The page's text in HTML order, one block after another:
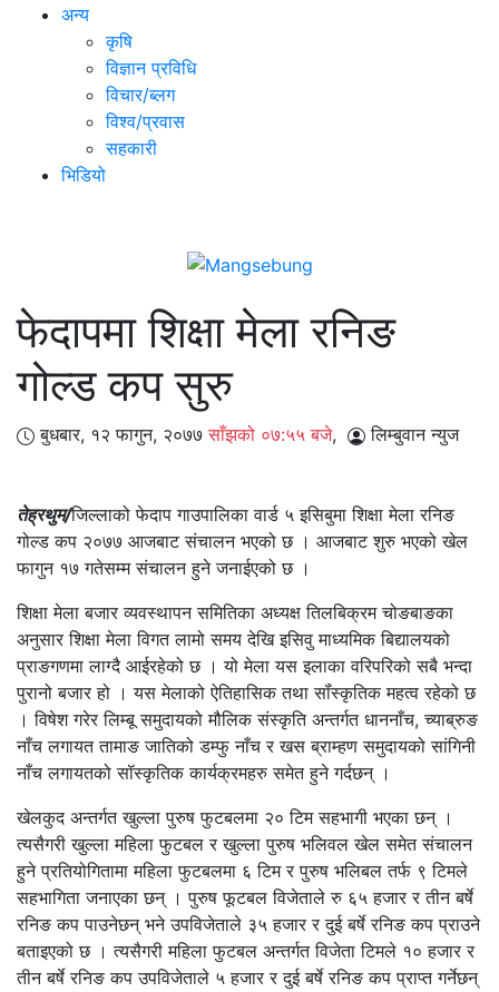
अन्य
कृषि
विज्ञान प्रविधि
विचार/ब्लग
विश्व/प्रवास
सहकारी
भिडियो
फेदापमा शिक्षा मेला रनिङ
गोल्ड कप सुरु
बुधबार, १२ फागुन, २०७७साँझको ०७:५५ बजे, लिम्बुवान न्युज
तेह्रथुम/जिल्लाको फेदाप गाउपालिका वार्ड ५ इसिबुमा शिक्षा मेला रनिङ
गोल्ड कप २०७७ आजबाट संचालन भएको छ । आजबाट शुरु भएको खेल
फागुन १७ गतेसम्म संचालन हुने जनाईएको छ ।
शिक्षा मेला बजार व्यवस्थापन समितिका अध्यक्ष तिलबिक्रम चोङबाङका
अनुसार शिक्षा मेला विगत लामो समय देखि इसिवु माध्यमिक बिद्यालयको
प्राङगणमा लाग्दै आईरहेको छ । यो मेला यस इलाका वरिपरिको सबै भन्दा
पुरानो बजार हो । यस मेलाको ऐतिहासिक तथा सॉंस्कृतिक महत्व रहेको छ
। विषेश गरेर लिम्बू समुदायको मौलिक संस्कृति अन्तर्गत धाननाँच, च्याब्रुङ
नाँच लगायत तामाङ जातिको डम्फु नाँच र खस ब्राम्हण समुदायको सांगिनी
नाँच लगायतको सॉस्कृतिक कार्यक्रमहरु समेत हुने गर्दछन् ।
खेलकुद अन्तर्गत खुल्ला पुरुष फुटबलमा २० टिम सहभागी भएका छन् ।
त्यसैगरी खुल्ला महिला फुटबल र खुल्ला पुरुष भलिवल खेल समेत संचालन
हुने प्रतियोगितामा महिला फुटबलमा ६ टिम र पुरुष भलिबल तर्फ ९ टिमले
सहभागिता जनाएका छन् । पुरुष फूटबल विजेताले रु ६५ हजार र तीन बर्षे
रनिङ कप पाउनेछन् भने उपविजेताले ३५ हजार र दुई बर्षे रनिङ कप प्राउने
बताइएको छ । त्यसैगरी महिला फुटबल अन्तर्गत विजेता टिमले १० हजार र
तीन बर्षे रनिङ कप उपविजेताले ५ हजार र दुई बर्षे रनिङ कप प्राप्त गर्नेछन्